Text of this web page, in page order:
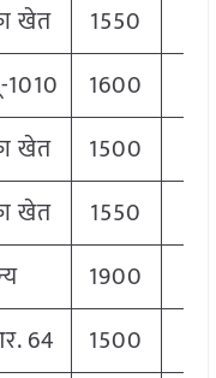
खेत 1550
1600
खेत 1500
खेत 1550
1900
64 1500